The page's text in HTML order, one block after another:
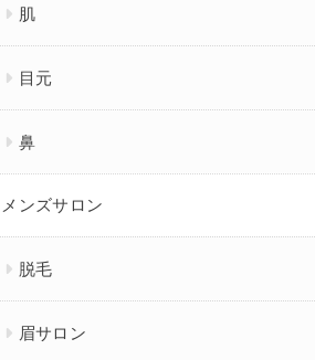
肌
目元
鼻
メンズサロン
脱毛
眉サロン